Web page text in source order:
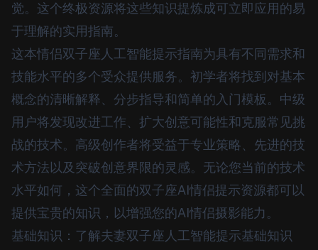
觉。这个终极资源将这些知识提炼成可立即应用的易
于理解的实用指南。
这本情侣双子座人工智能提示指南为具有不同需求和
技能水平的多个受众提供服务。初学者将找到对基本
概念的清晰解释、分步指导和简单的入门模板。中级
用户将发现改进工作、扩大创意可能性和克服常见挑
战的技术。高级创作者将受益于专业策略、先进的技
术方法以及突破创意界限的灵感。无论您当前的技术
水平如何，这个全面的双子座AI情侣提示资源都可以
提供宝贵的知识，以增强您的AI情侣摄影能力。
基础知识：了解夫妻双子座人工智能提示基础知识